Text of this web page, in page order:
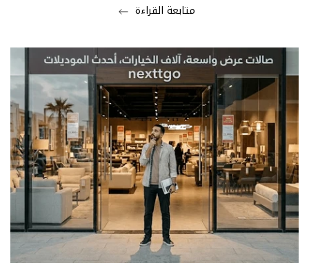
متابعة القراءة